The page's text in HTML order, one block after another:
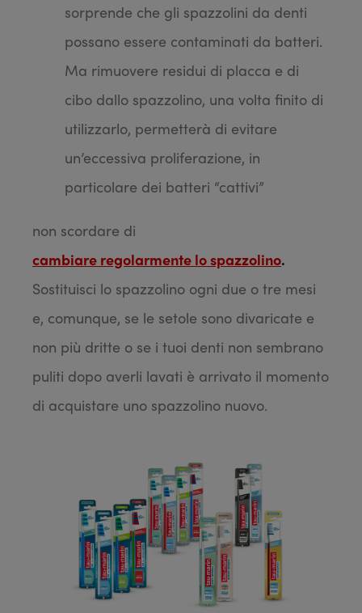
sorprende che gli spazzolini da denti
possano essere contaminati da batteri.
Ma rimuovere residui di placca e di
cibo dallo spazzolino, una volta finito di
utilizzarlo, permetterà di evitare
un’eccessiva proliferazione, in
particolare dei batteri “cattivi”
non scordare di
cambiare regolarmente lo spazzolino.
Sostituisci lo spazzolino ogni due o tre mesi
e, comunque, se le setole sono divaricate e
non più dritte o se i tuoi denti non sembrano
puliti dopo averli lavati è arrivato il momento
di acquistare uno spazzolino nuovo.